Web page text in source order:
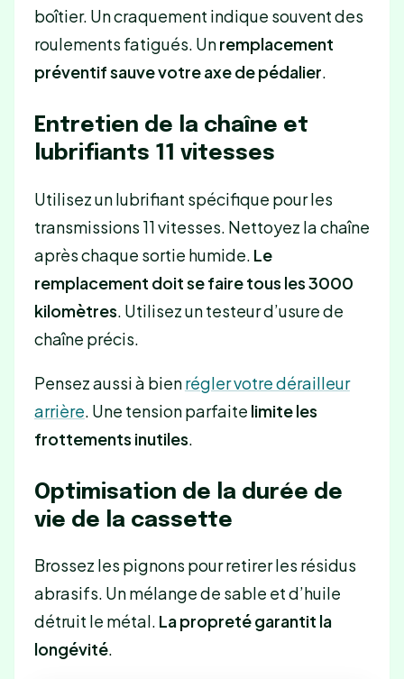
boîtier. Un craquement indique souvent des
roulements fatigués. Unremplacement
préventif sauve votre axe de pédalier.
Entretien de la chaîne et
lubrifiants 11 vitesses
Utilisez un lubrifiant spécifique pour les
transmissions 11 vitesses. Nettoyez la chaîne
après chaque sortie humide. Le
remplacement doit se faire tous les 3000
kilomètres . Utilisez un testeur d’usure de
chaîne précis.
Pensez aussi à bienrégler votre dérailleur
arrière. Une tension parfaite limite les
frottements inutiles.
Optimisation de la durée de
vie de la cassette
Brossez les pignons pour retirer les résidus
abrasifs. Un mélange de sable et d’huile
détruit le métal. La propreté garantit la
longévité.